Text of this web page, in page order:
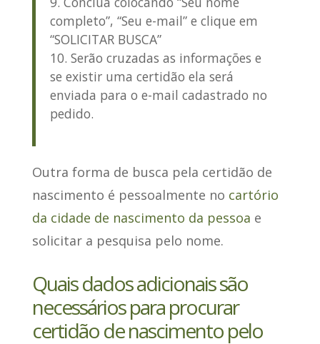
completo”, “Seu e-mail” e clique em
“SOLICITAR BUSCA”
Serão cruzadas as informações e
se existir uma certidão ela será
enviada para o e-mail cadastrado no
pedido.
Outra forma de busca pela certidão de
nascimento é pessoalmente no cartório
da cidade de nascimento da pessoa e
solicitar a pesquisa pelo nome.
Quais dados adicionais são
necessários para procurar
certidão de nascimento pelo